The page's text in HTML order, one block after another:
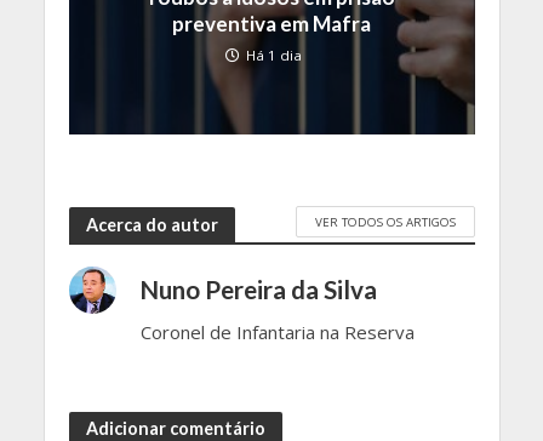
preventiva em Mafra
Há 1 dia
Acerca do autor VER TODOS OS ARTIGOS
Nuno Pereira da Silva
Coronel de Infantaria na Reserva
Adicionar comentário